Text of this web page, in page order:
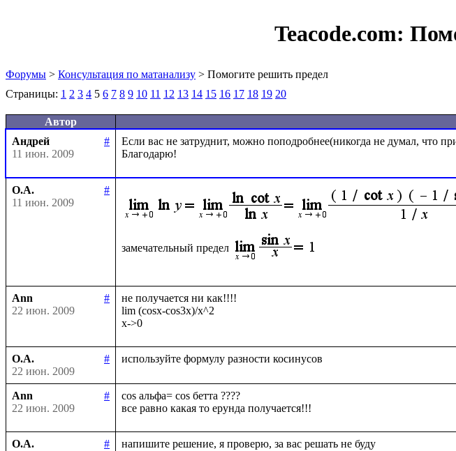
Teacode.com:
Форумы > Консультация по матанализу > Помогите решить предел
Страницы: 1 2 3 4 5 6 7 8 9 10 11 12 13 14 15 16 17 18 19 20
Автор
Андрей
#
11 июн. 2009
Если вас не затруднит, можно поподробнее(никогда не думал, что
О.А.
#
11 июн. 2009
замечательный предел
Ann
#
22 июн. 2009
не получается ни как!!!!
lim (cosx-cos3x)/x^2
О.А.
#
22 июн. 2009
Ann
#
22 июн. 2009
cos альфа= cos бетта ????
О.А.
#